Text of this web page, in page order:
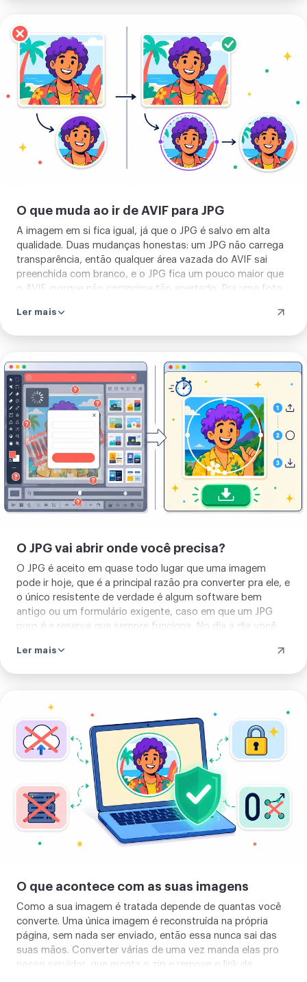
Enviar
sua
imagem
O que muda ao ir de AVIF para JPG
A imagem em si fica igual, já que o JPG é salvo em alta
qualidade. Duas mudanças honestas: um JPG não carrega
transparência, então qualquer área vazada do AVIF sai
preenchida com branco, e o JPG fica um pouco maior que
o AVIF, porque não comprime tão apertado. Pra uma foto
mantenha a transparência indo pra PNG ou WebP.
Ler mais
Enviar
sua
imagem
O JPG vai abrir onde você precisa?
O JPG é aceito em quase todo lugar que uma imagem
pode ir hoje, que é a principal razão pra converter pra ele, e
o único resistente de verdade é algum software bem
antigo ou um formulário exigente, caso em que um JPG
puro é a reserva que sempre funciona. No dia a dia você
Ler mais
imagem
O que acontece com as suas imagens
Como a sua imagem é tratada depende de quantas você
converte. Uma única imagem é reconstruída na própria
página, sem nada ser enviado, então essa nunca sai das
suas mãos. Converter várias de uma vez manda elas pro
nosso servidor, que monta o zip e remove o link de